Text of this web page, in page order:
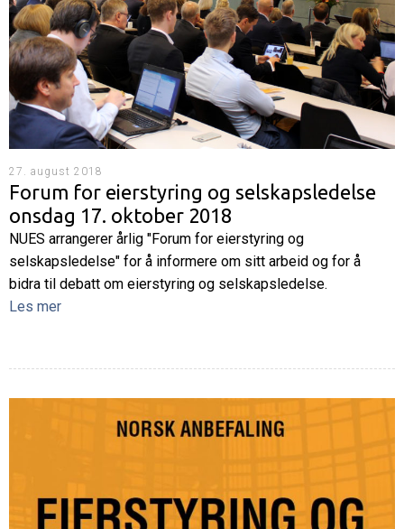
27. august 2018
Forum for eierstyring og selskapsledelse
onsdag 17. oktober 2018
NUES arrangerer årlig "Forum for eierstyring og
selskapsledelse" for å informere om sitt arbeid og for å
bidra til debatt om eierstyring og selskapsledelse.
Les mer